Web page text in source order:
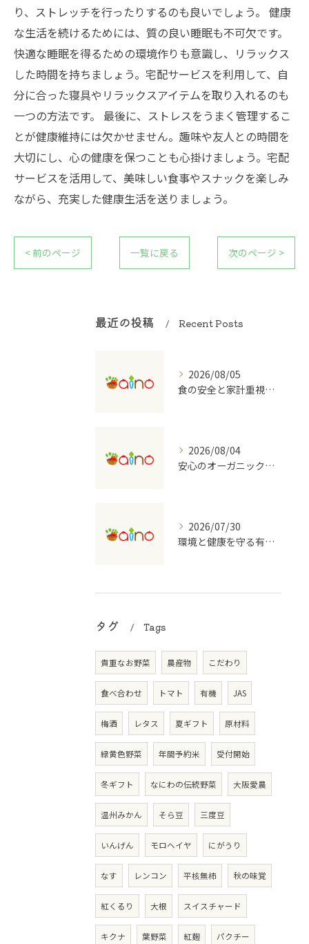
り、ストレッチを行ったりするのも良いでしょう。 健康
な生活を続けるためには、質の良い睡眠も不可欠です。
快適な睡眠を得るための環境作りも意識し、リラックス
した時間を持ちましょう。宅配サービスを利用して、自
分に合った寝具やリラックスアイテムを取り入れるのも
一つの方法です。 最後に、ストレスをうまく管理するこ
とが健康維持には欠かせません。趣味や友人との時間を
大切にし、心の健康を保つことも心掛けましょう。宅配
サービスを活用して、美味しい食事やスナックを楽しみ
ながら、充実した健康生活を送りましょう。
< 前のページ 一覧に戻る 次のページ >
最近の投稿 Recent Posts
2026/08/05
食の安全と家計重視の有機野菜宅配を大阪府で始めるコツ
2026/08/04
安心のオーガニック食品を支える宅配のしくみ
2026/07/30
環境と健康を守る有機野菜の宅配サービスの魅力
タグ Tags
貴重なお野菜 農産物 こだわり
食べ合わせ トマト 有機 JAS
梅酒 レタス 夏ギフト 原材料
緑黄色野菜 年間予約米 受付開始
冬ギフト なにわの伝統野菜 大阪愛農
温州みかん そら豆 三度豆
いんげん モロヘイヤ にがうり
なす レンコン 平核無柿 秋の味覚
紅くるり 大根 スイスチャード
キクナ 葉野菜 紅麹 パクチー